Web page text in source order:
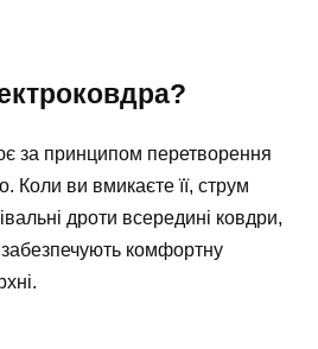
за принципом перетворення
Коли ви вмикаєте її, струм
дроти всередині ковдри,
комфортну